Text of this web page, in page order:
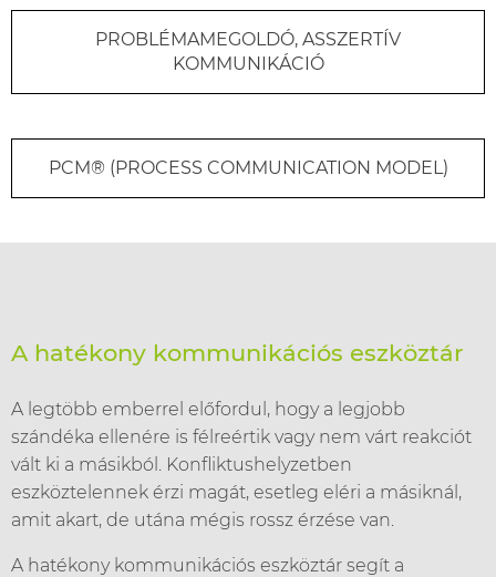
PROBLÉMAMEGOLDÓ, ASSZERTÍV
KOMMUNIKÁCIÓ
PCM® (PROCESS COMMUNICATION MODEL)
A hatékony kommunikációs eszköztár
A legtöbb emberrel előfordul, hogy a legjobb
szándéka ellenére is félreértik vagy nem várt reakciót
vált ki a másikból. Konfliktushelyzetben
eszköztelennek érzi magát, esetleg eléri a másiknál,
amit akart, de utána mégis rossz érzése van.
A hatékony kommunikációs eszköztár segít a